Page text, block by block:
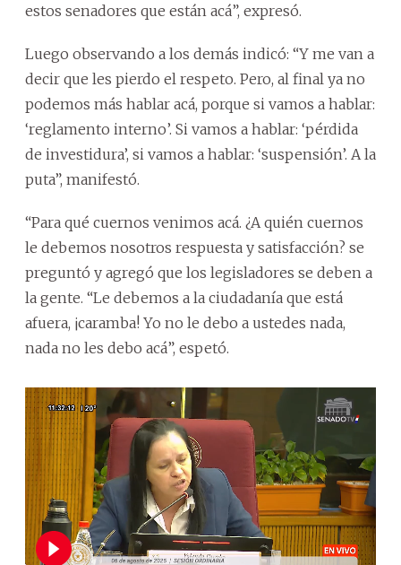
estos senadores que están acá”, expresó.
Luego observando a los demás indicó: “Y me van a
decir que les pierdo el respeto. Pero, al final ya no
podemos más hablar acá, porque si vamos a hablar:
‘reglamento interno’. Si vamos a hablar: ‘pérdida
de investidura’, si vamos a hablar: ‘suspensión’. A la
puta”, manifestó.
“Para qué cuernos venimos acá. ¿A quién cuernos
le debemos nosotros respuesta y satisfacción? se
preguntó y agregó que los legisladores se deben a
la gente. “Le debemos a la ciudadanía que está
afuera, ¡caramba! Yo no le debo a ustedes nada,
nada no les debo acá”, espetó.